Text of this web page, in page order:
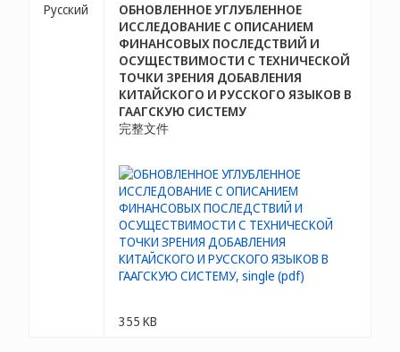
Русский
ОБНОВЛЕННОЕ УГЛУБЛЕННОЕ
ИССЛЕДОВАНИЕ С ОПИСАНИЕМ
ФИНАНСОВЫХ ПОСЛЕДСТВИЙ И
ОСУЩЕСТВИМОСТИ С ТЕХНИЧЕСКОЙ
ТОЧКИ ЗРЕНИЯ ДОБАВЛЕНИЯ
КИТАЙСКОГО И РУССКОГО ЯЗЫКОВ В
ГААГСКУЮ СИСТЕМУ
完整文件
355 KB